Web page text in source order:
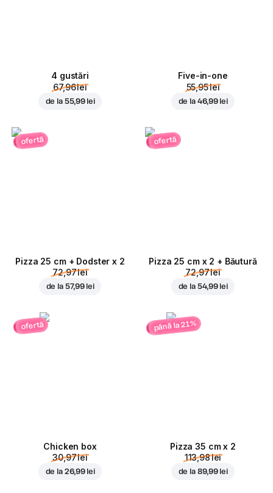
4 gustări
67,96 lei
de la 55,99 lei
Five-in-one
55,95 lei
de la 46,99 lei
ofertă
Pizza 25 cm + Dodster x 2
72,97 lei
de la 57,99 lei
ofertă
Pizza 25 cm x 2 + Băutură
72,97 lei
de la 54,99 lei
ofertă
Chicken box
30,97 lei
de la 26,99 lei
până la 21%
Pizza 35 cm x 2
113,98 lei
de la 89,99 lei